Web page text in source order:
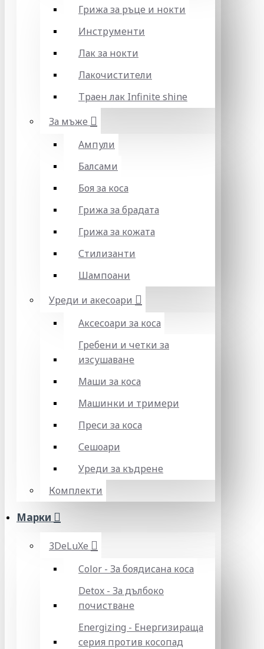
Грижа за ръце и нокти
Инструменти
Лак за нокти
Лакочистители
Траен лак Infinite shine
За мъже
Ампули
Балсами
Боя за коса
Грижа за брадата
Грижа за кожата
Стилизанти
Шампоани
Уреди и акесоари
Аксесоари за коса
Гребени и четки за
изсушаване
Маши за коса
Машинки и тримери
Преси за коса
Сешоари
Уреди за къдрене
Комплекти
Марки
3DeLuXe
Color - За боядисана коса
Detox - За дълбоко
почистване
Energizing - Енергизираща
серия против косопад